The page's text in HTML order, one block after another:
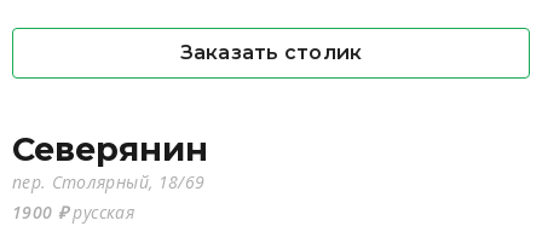
Заказать столик
Северянин
пер. Столярный, 18/69
1900 ₽русская